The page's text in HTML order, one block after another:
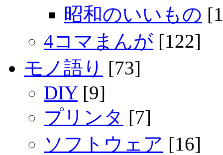
昭和のいいもの
4コマまんが [122]
モノ語り [73]
DIY[9]
プリンタ [7]
ソフトウェア [16]